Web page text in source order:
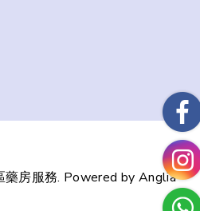
房服務. Powered by Anglia